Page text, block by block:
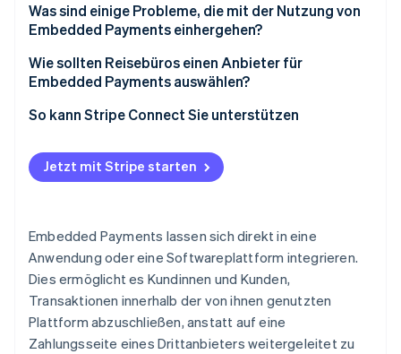
Buchungssystems
Was sind einige Probleme, die mit der Nutzung von
Embedded Payments einhergehen?
Wie sollten Reisebüros einen Anbieter für
Embedded Payments auswählen?
So kann Stripe Connect Sie unterstützen
Jetzt mit Stripe starten
Embedded Payments lassen sich direkt in eine
Anwendung oder eine Softwareplattform integrieren.
Dies ermöglicht es Kundinnen und Kunden,
Transaktionen innerhalb der von ihnen genutzten
Plattform abzuschließen, anstatt auf eine
Zahlungsseite eines Drittanbieters weitergeleitet zu